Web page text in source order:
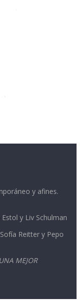
y afines.
y Liv Schulman
Reitter y Pepo
MEJOR